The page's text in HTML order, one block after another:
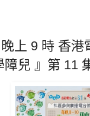
上 9 時 香
兒 』第 11